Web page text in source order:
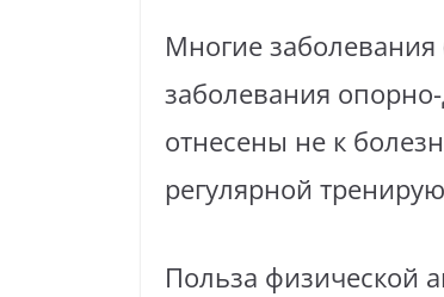
Многие
заболевания
отнесены не к
регулярной
Польза физической